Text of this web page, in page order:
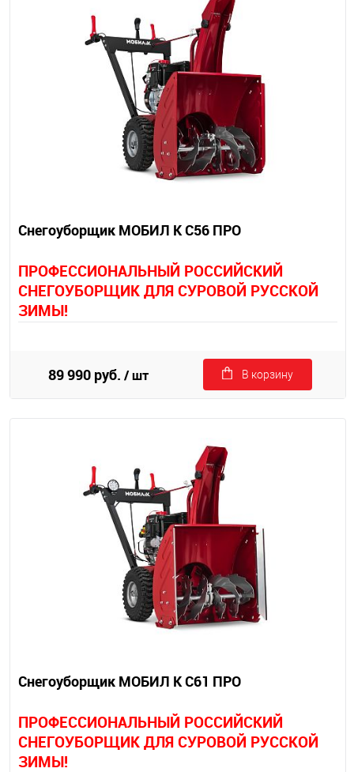
Снегоуборщик МОБИЛ К С56 ПРО
ПРОФЕССИОНАЛЬНЫЙ РОССИЙСКИЙ
СНЕГОУБОРЩИК ДЛЯ СУРОВОЙ РУССКОЙ
ЗИМЫ!
89 990 руб. / шт В корзину
Снегоуборщик МОБИЛ К С61 ПРО
ПРОФЕССИОНАЛЬНЫЙ РОССИЙСКИЙ
СНЕГОУБОРЩИК ДЛЯ СУРОВОЙ РУССКОЙ
ЗИМЫ!